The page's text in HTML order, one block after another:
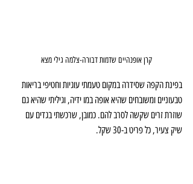
קרן אופנהיים שדמות דבורה-צלמה גילי מצא
בפינת הקפה שסידרה במקום טעמתי עוגיות וחטיפי בריאות
טבעוניים ומשובחים שהיא אופה במו ידיה, וגיליתי שהיא גם
שוזרת זרים שקשה לסרב להם. כמובן, שרכשתי בגדים עם
שיק צעיר, כל פריט ב-30 שקל.